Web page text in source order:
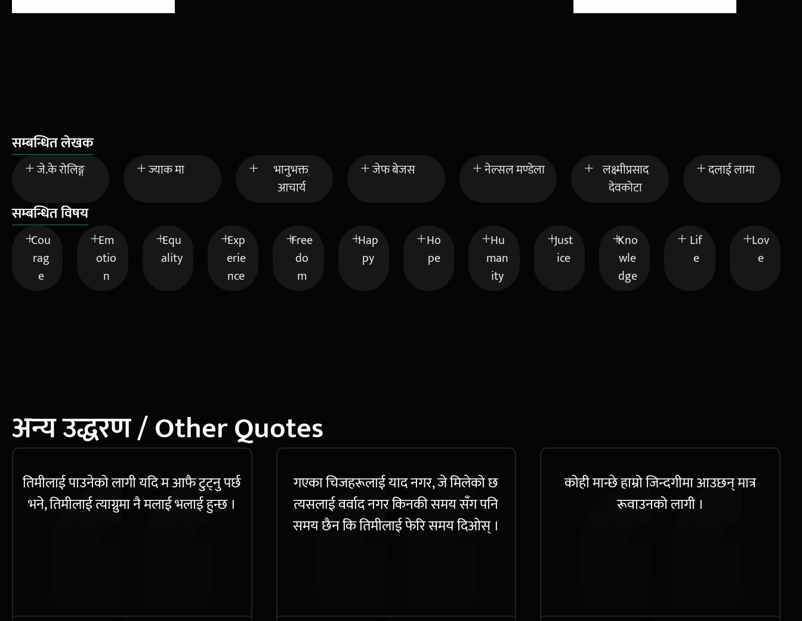
सम्बन्धित लेखक
जे.के रोलिङ्ग ज्याक मा
भानुभक्त
आचार्य
जेफ बेजस नेल्सल मण्डेला
लक्ष्मीप्रसाद
देवकोटा
दलाई लामा
सम्बन्धित विषय
Cou
rag
e
Em
otio
n
Equ
ality
Exp
erie
nce
Free
do
m
Hap
py
Ho
pe
Hu
man
ity
Just
ice
Kno
wle
dge
Lif
e
Lov
e
अन्य उद्धरण / Other Quotes
तिमीलाई पाउनेको लागी यदि म आफै टुट्नु पर्छ
भने, तिमीलाई त्याग्नुमा नै मलाई भलाई हुन्छ ।
गएका चिजहरूलाई याद नगर, जे मिलेको छ
त्यसलाई वर्वाद नगर किनकी समय सँग पनि
समय छैन कि तिमीलाई फेरि समय दिओस् ।
कोही मान्छे हाम्रो जिन्दगीमा आउछन् मात्र
रूवाउनको लागी ।